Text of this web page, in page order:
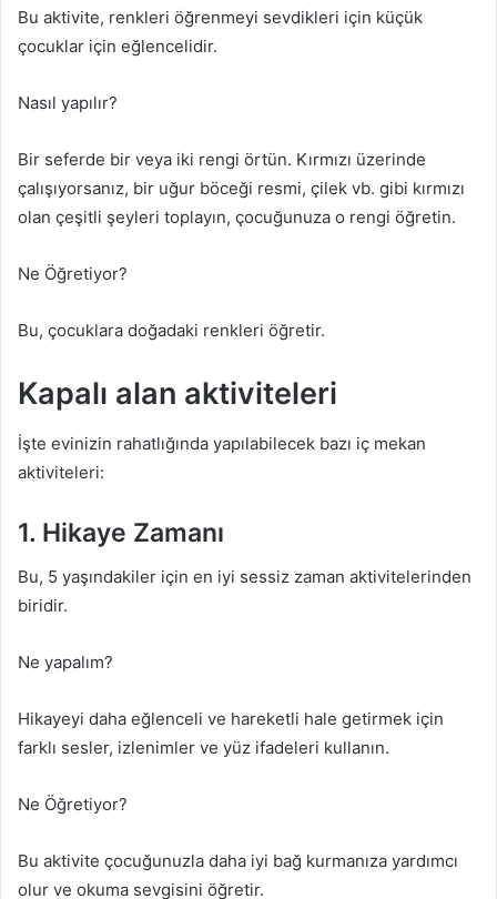
Bu aktivite, renkleri öğrenmeyi sevdikleri için küçük
çocuklar için eğlencelidir.
Nasıl yapılır?
Bir seferde bir veya iki rengi örtün. Kırmızı üzerinde
çalışıyorsanız, bir uğur böceği resmi, çilek vb. gibi kırmızı
olan çeşitli şeyleri toplayın, çocuğunuza o rengi öğretin.
Ne Öğretiyor?
Bu, çocuklara doğadaki renkleri öğretir.
Kapalı alan aktiviteleri
İşte evinizin rahatlığında yapılabilecek bazı iç mekan
aktiviteleri:
1. Hikaye Zamanı
Bu, 5 yaşındakiler için en iyi sessiz zaman aktivitelerinden
biridir.
Ne yapalım?
Hikayeyi daha eğlenceli ve hareketli hale getirmek için
farklı sesler, izlenimler ve yüz ifadeleri kullanın.
Ne Öğretiyor?
Bu aktivite çocuğunuzla daha iyi bağ kurmanıza yardımcı
olur ve okuma sevgisini öğretir.